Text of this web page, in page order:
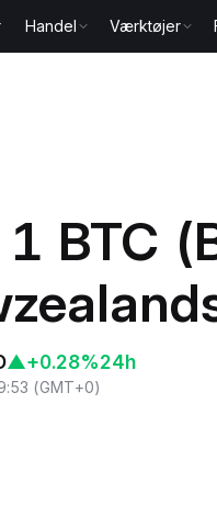
Handel Værktøjer
BTC
▲+0.28%24h
(GMT+0)